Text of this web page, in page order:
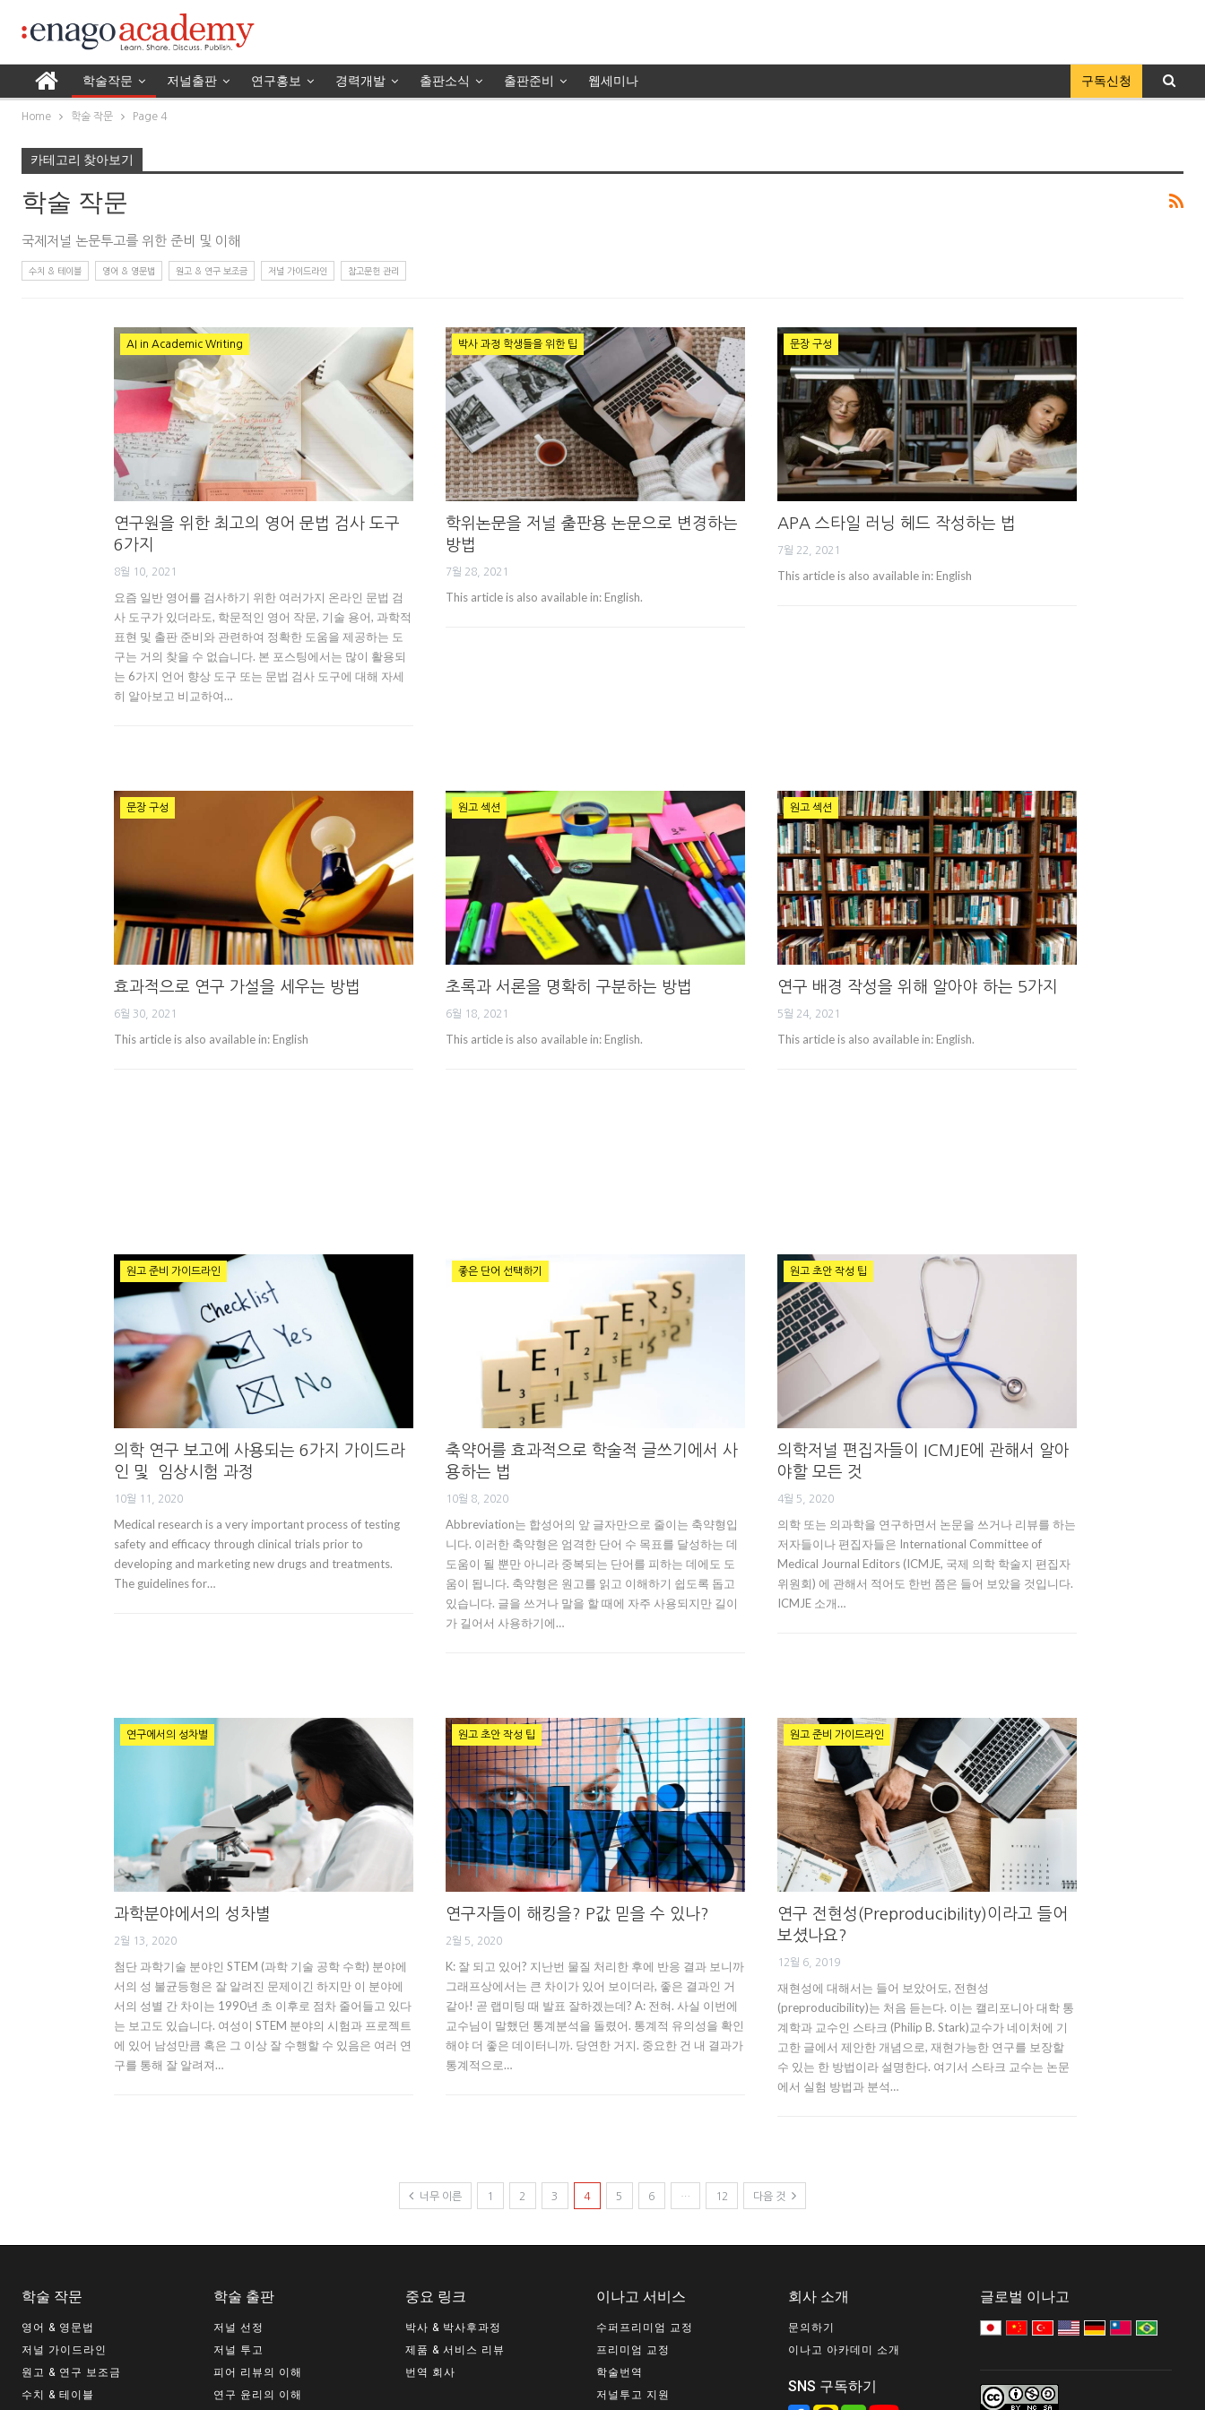
학술작문 저널출판 연구홍보 경력개발 출판소식 출판준비 웹세미나 구독신청
Home 학술 작문 Page 4
카테고리 찾아보기
학술 작문
국제저널 논문투고를 위한 준비 및 이해
수치 & 테이블 영어 & 영문법 원고 & 연구 보조금 저널 가이드라인 참고문헌 관리
AI in Academic Writing
연구원을 위한 최고의 영어 문법 검사 도구
6가지
8월 10, 2021
요즘 일반 영어를 검사하기 위한 여러가지 온라인 문법 검
사 도구가 있더라도, 학문적인 영어 작문, 기술 용어, 과학적
표현 및 출판 준비와 관련하여 정확한 도움을 제공하는 도
구는 거의 찾을 수 없습니다. 본 포스팅에서는 많이 활용되
는 6가지 언어 향상 도구 또는 문법 검사 도구에 대해 자세
히 알아보고 비교하여…
박사 과정 학생들을 위한 팁
학위논문을 저널 출판용 논문으로 변경하는
방법
7월 28, 2021
This article is also available in: English.
문장 구성
APA 스타일 러닝 헤드 작성하는 법
7월 22, 2021
This article is also available in: English
문장 구성
효과적으로 연구 가설을 세우는 방법
6월 30, 2021
This article is also available in: English
원고 섹션
초록과 서론을 명확히 구분하는 방법
6월 18, 2021
This article is also available in: English.
원고 섹션
연구 배경 작성을 위해 알아야 하는 5가지
5월 24, 2021
This article is also available in: English.
원고 준비 가이드라인
의학 연구 보고에 사용되는 6가지 가이드라
인 및 임상시험 과정
10월 11, 2020
Medical research is a very important process of testing
safety and efficacy through clinical trials prior to
developing and marketing new drugs and treatments.
The guidelines for…
좋은 단어 선택하기
축약어를 효과적으로 학술적 글쓰기에서 사
용하는 법
10월 8, 2020
Abbreviation는 합성어의 앞 글자만으로 줄이는 축약형입
니다. 이러한 축약형은 엄격한 단어 수 목표를 달성하는 데
도움이 될 뿐만 아니라 중복되는 단어를 피하는 데에도 도
움이 됩니다. 축약형은 원고를 읽고 이해하기 쉽도록 돕고
있습니다. 글을 쓰거나 말을 할 때에 자주 사용되지만 길이
가 길어서 사용하기에…
원고 초안 작성 팁
의학저널 편집자들이 ICMJE에 관해서 알아
야할 모든 것
4월 5, 2020
의학 또는 의과학을 연구하면서 논문을 쓰거나 리뷰를 하는
저자들이나 편집자들은 International Committee of
Medical Journal Editors (ICMJE, 국제 의학 학술지 편집자
위원회) 에 관해서 적어도 한번 쯤은 들어 보았을 것입니다.
ICMJE 소개…
연구에서의 성차별
과학분야에서의 성차별
2월 13, 2020
첨단 과학기술 분야인 STEM (과학 기술 공학 수학) 분야에
서의 성 불균등형은 잘 알려진 문제이긴 하지만 이 분야에
서의 성별 간 차이는 1990년 초 이후로 점차 줄어들고 있다
는 보고도 있습니다. 여성이 STEM 분야의 시험과 프로젝트
에 있어 남성만큼 혹은 그 이상 잘 수행할 수 있음은 여러 연
구를 통해 잘 알려져…
원고 초안 작성 팁
연구자들이 해킹을? P값 믿을 수 있나?
2월 5, 2020
K: 잘 되고 있어? 지난번 물질 처리한 후에 반응 결과 보니까
그래프상에서는 큰 차이가 있어 보이더라, 좋은 결과인 거
같아! 곧 랩미팅 때 발표 잘하겠는데? A: 전혀. 사실 이번에
교수님이 말했던 통계분석을 돌렸어. 통계적 유의성을 확인
해야 더 좋은 데이터니까. 당연한 거지. 중요한 건 내 결과가
통계적으로…
원고 준비 가이드라인
연구 전현성(preproducibility)이라고 들어
보셨나요?
12월 6, 2019
재현성에 대해서는 들어 보았어도, 전현성
(preproducibility)는 처음 듣는다. 이는 캘리포니아 대학 통
계학과 교수인 스타크 (Philip B. Stark)교수가 네이처에 기
고한 글에서 제안한 개념으로, 재현가능한 연구를 보장할
수 있는 한 방법이라 설명한다. 여기서 스타크 교수는 논문
에서 실험 방법과 분석…
너무 이른 1 2 3 4 5 6 … 12 다음 것
학술 작문
영어 & 영문법
저널 가이드라인
원고 & 연구 보조금
수치 & 테이블
학술 출판
저널 선정
저널 투고
피어 리뷰의 이해
연구 윤리의 이해
중요 링크
박사 & 박사후과정
제품 & 서비스 리뷰
번역 회사
이나고 서비스
수퍼프리미엄 교정
프리미엄 교정
학술번역
저널투고 지원
회사 소개
문의하기
이나고 아카데미 소개
SNS 구독하기
글로벌 이나고